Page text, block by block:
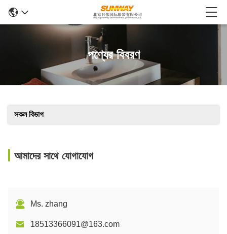
পণ্যের বিবরণ
সকল বিভাগ
আমাদের সাথে যোগাযোগ
Ms. zhang
18513366091@163.com